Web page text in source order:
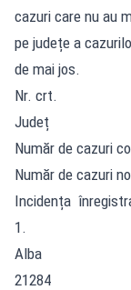
cazuri care nu au
pe județe a
de mai jos.
Nr. crt.
Județ
Număr de cazuri
Număr de cazuri
Incidența
1.
Alba
21284